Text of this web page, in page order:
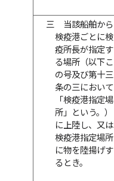
三
当該船舶から
検疫港ごとに検
疫所長が指定す
る場所（以下こ
の号及び第十三
条の三において
「検疫港指定場
所」という。）
に上陸し、又は
検疫港指定場所
に物を陸揚げす
るとき。